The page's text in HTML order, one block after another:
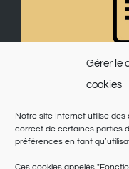
Gérer le
cookies
Notre site Internet utilise
correct de certaines parties
préférences en tant